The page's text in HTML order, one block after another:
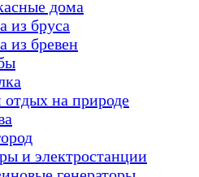
дома
из бруса
из бревен
на природе
и электростанции